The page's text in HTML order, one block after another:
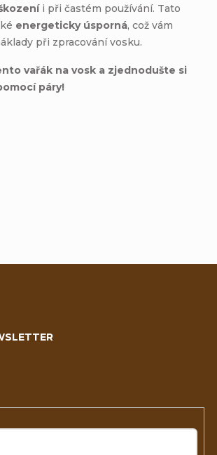
i při častém používání. Tato
energeticky úsporná, což vám
při zpracování vosku.
vařák na vosk a zjednodušte si
páry!